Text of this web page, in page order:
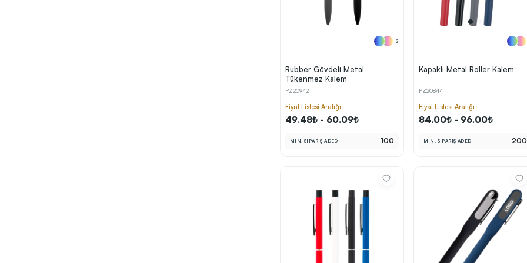
2
Rubber Gövdeli Metal
Tükenmez Kalem
PZ20942
Fiyat Listesi Aralığı
49.48₺ - 60.09₺
MİN. SİPARİŞ ADEDİ 100
Kapaklı Metal Roller Kalem
PZ20844
Fiyat Listesi Aralığı
84.00₺ - 96.00₺
MİN. SİPARİŞ ADEDİ 200